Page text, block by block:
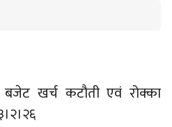
बजेट खर्च कटौती एवं रोक्का